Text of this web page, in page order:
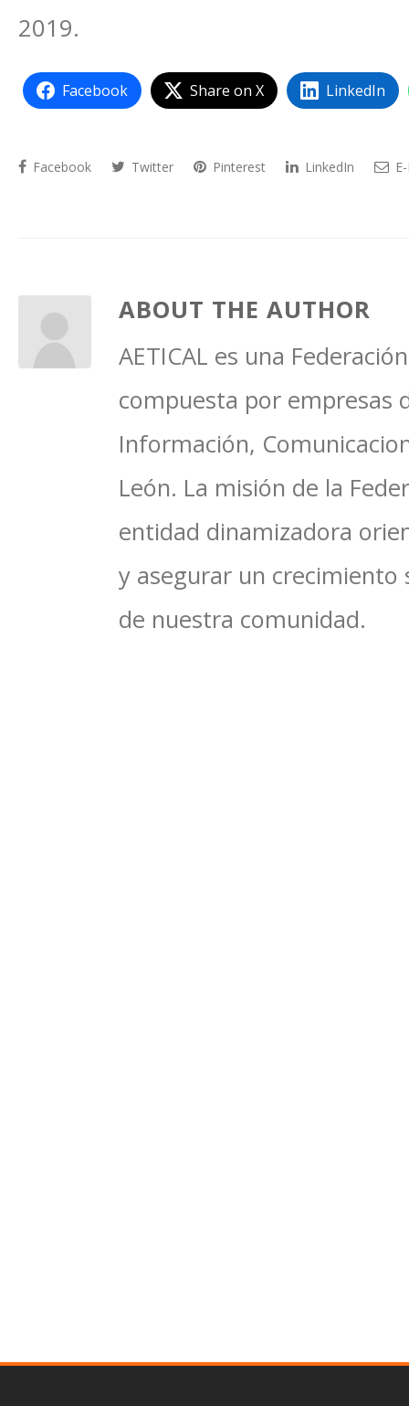
2019.
Facebook Share on X LinkedIn
Facebook Twitter Pinterest LinkedIn
ABOUT THE AUTHOR
AETICAL es una
compuesta por empresas
Información,
León. La misión de la
entidad dinamizadora
y asegurar un crecimiento
de nuestra comunidad.